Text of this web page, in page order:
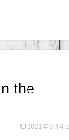
the
2021年9月4日